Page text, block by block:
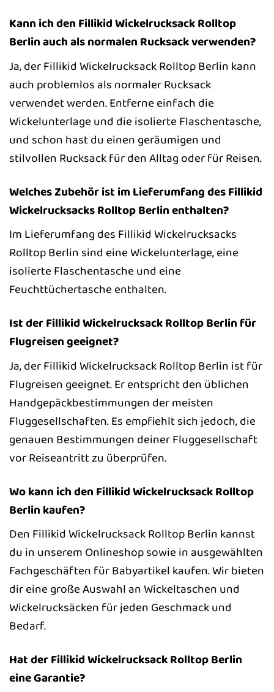
Kann ich den Fillikid Wickelrucksack Rolltop
Berlin auch als normalen Rucksack verwenden?
Ja, der Fillikid Wickelrucksack Rolltop Berlin kann
auch problemlos als normaler Rucksack
verwendet werden. Entferne einfach die
Wickelunterlage und die isolierte Flaschentasche,
und schon hast du einen geräumigen und
stilvollen Rucksack für den Alltag oder für Reisen.
Welches Zubehör ist im Lieferumfang des Fillikid
Wickelrucksacks Rolltop Berlin enthalten?
Im Lieferumfang des Fillikid Wickelrucksacks
Rolltop Berlin sind eine Wickelunterlage, eine
isolierte Flaschentasche und eine
Feuchttüchertasche enthalten.
Ist der Fillikid Wickelrucksack Rolltop Berlin für
Flugreisen geeignet?
Ja, der Fillikid Wickelrucksack Rolltop Berlin ist für
Flugreisen geeignet. Er entspricht den üblichen
Handgepäckbestimmungen der meisten
Fluggesellschaften. Es empfiehlt sich jedoch, die
genauen Bestimmungen deiner Fluggesellschaft
vor Reiseantritt zu überprüfen.
Wo kann ich den Fillikid Wickelrucksack Rolltop
Berlin kaufen?
Den Fillikid Wickelrucksack Rolltop Berlin kannst
du in unserem Onlineshop sowie in ausgewählten
Fachgeschäften für Babyartikel kaufen. Wir bieten
dir eine große Auswahl an Wickeltaschen und
Wickelrucksäcken für jeden Geschmack und
Bedarf.
Hat der Fillikid Wickelrucksack Rolltop Berlin
eine Garantie?